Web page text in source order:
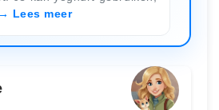
Lees meer